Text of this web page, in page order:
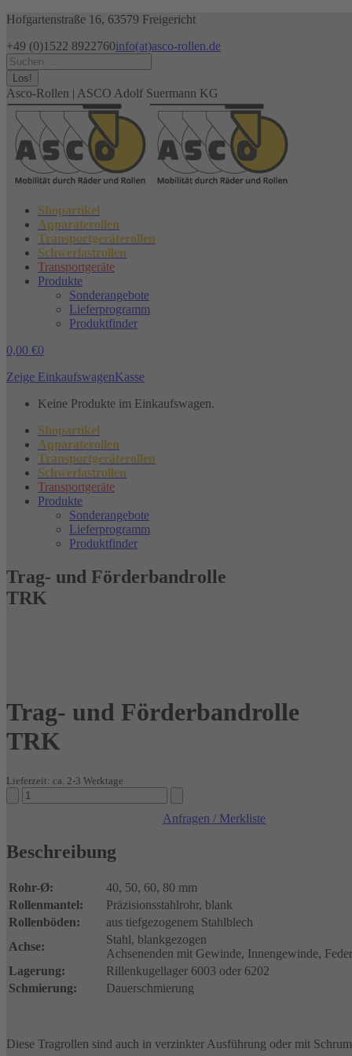
Zum
springen
Hofgartenstraße 16, 63579 Freigericht
+49 (0)1522 8922760info(at)asco-rollen.de
Facebook
page
opens
in
new
window
Instagram
page
opens
in
new
window
X
page
opens
in
new
window
Search:
Asco-Rollen | ASCO Adolf Suermann KG
Shopartikel
Apparaterollen
Transportgeräterollen
Schwerlastrollen
Transportgeräte
Produkte
Sonderangebote
Lieferprogramm
Produktfinder
0,00 €0
Zeige EinkaufswagenKasse
Keine Produkte im Einkaufswagen.
Shopartikel
Apparaterollen
Transportgeräterollen
Schwerlastrollen
Transportgeräte
Produkte
Sonderangebote
Lieferprogramm
Produktfinder
Trag- und Förderbandrolle
TRK
Trag- und Förderbandrolle
TRK
Lieferzeit: ca. 2-3 Werktage
Trag-
und
Menge
Anfragen / Merkliste
Beschreibung
Rohr-Ø:
40, 50, 60, 80 mm
Rollenmantel:
Präzisionsstahlrohr, blank
Rollenböden:
aus tiefgezogenem Stahlblech
Achse:
Stahl, blankgezogen
Achsenenden mit Gewinde, Innengewinde,
Lagerung:
Rillenkugellager 6003 oder 6202
Schmierung:
Dauerschmierung
Diese Tragrollen sind auch in verzinkter Ausführung oder mit